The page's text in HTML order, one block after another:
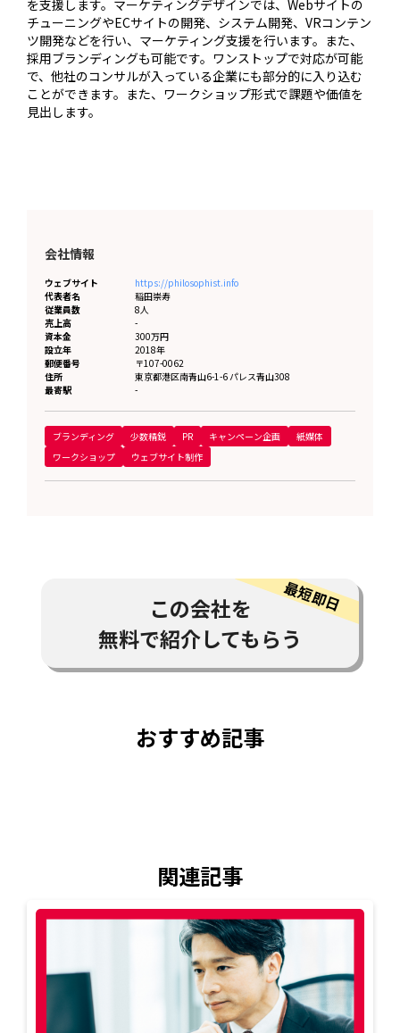
を支援します。マーケティングデザインでは、Webサイトの
チューニングやECサイトの開発、システム開発、VRコンテン
ツ開発などを行い、マーケティング支援を行います。また、
採用ブランディングも可能です。ワンストップで対応が可能
で、他社のコンサルが入っている企業にも部分的に入り込む
ことができます。また、ワークショップ形式で課題や価値を
見出します。
会社情報
ウェブサイト
https://philosophist.info
代表者名
稲田崇寿
従業員数
8人
売上高
-
資本金
300万円
設立年
2018年
郵便番号
〒107-0062
住所
東京都港区南青山6-1-6 パレス青山308
最寄駅
-
ブランディング 少数精鋭 PR キャンペーン企画
紙媒体
ワークショップ
ウェブサイト制作
この会社を
無料で紹介してもらう
おすすめ記事
関連記事